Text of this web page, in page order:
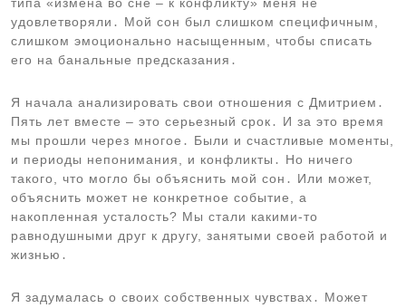
удовлетворяли․ Мой сон был слишком специфичным,
слишком эмоционально насыщенным, чтобы списать
его на банальные предсказания․
Я начала анализировать свои отношения с Дмитрием․
Пять лет вместе – это серьезный срок․ И за это время
мы прошли через многое․ Были и счастливые моменты,
и периоды непонимания, и конфликты․ Но ничего
такого, что могло бы объяснить мой сон․ Или может,
объяснить может не конкретное событие, а
накопленная усталость? Мы стали какими-то
равнодушными друг к другу, занятыми своей работой и
жизнью․
Я задумалась о своих собственных чувствах․ Может